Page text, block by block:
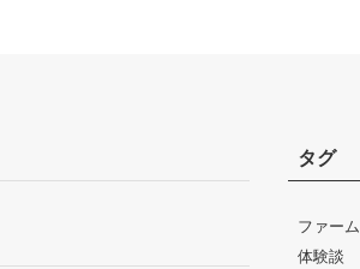
タグ
ファーム
体験談